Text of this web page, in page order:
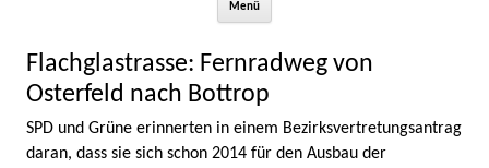
Menü
Flachglastrasse: Fernradweg von
Osterfeld nach Bottrop
SPD und Grüne erinnerten in einem Bezirksvertretungsantrag
daran, dass sie sich schon 2014 für den Ausbau der